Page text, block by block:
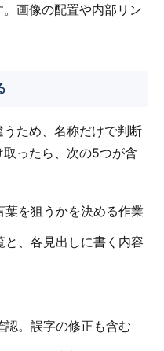
画像の配置や内部リン
ため、名称だけで判断
ったら、次の5つが含
葉を狙うかを決める作業
と、各見出しに書く内容
。誤字の修正も含む